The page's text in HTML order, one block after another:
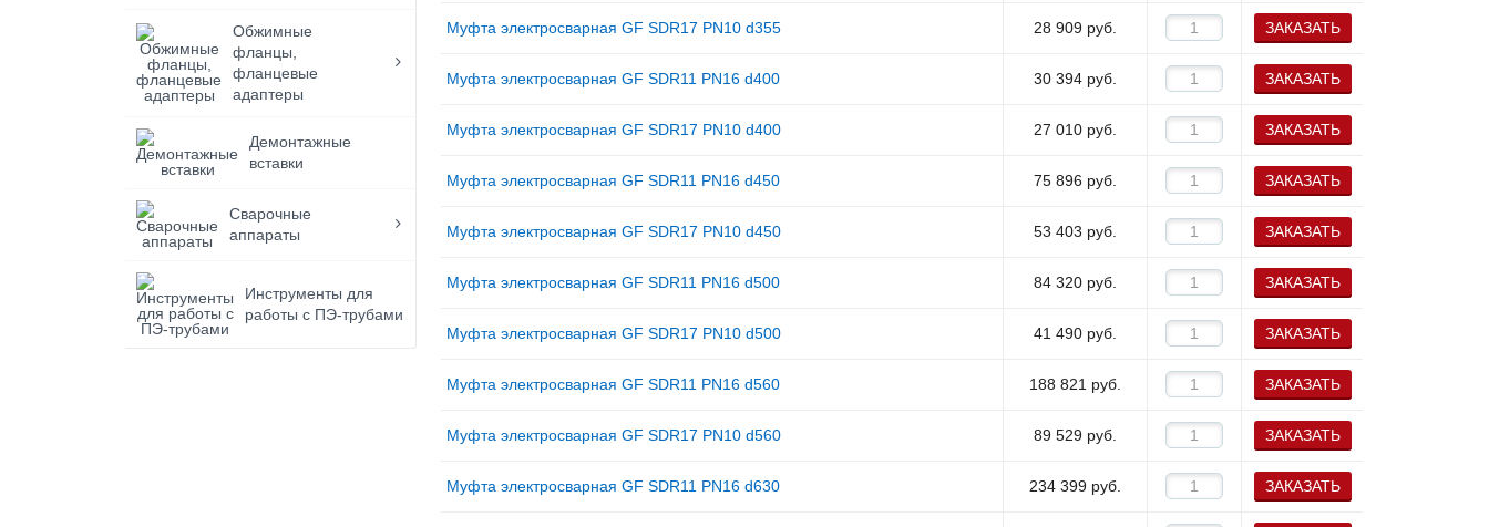
Обжимные
фланцы,
фланцевые
адаптеры
Демонтажные
вставки
Сварочные
аппараты
Инструменты для
работы с ПЭ-трубами
Муфта электросварная GF SDR17 PN10 d355 28 909 руб. ЗАКАЗАТЬ
Муфта электросварная GF SDR11 PN16 d400 30 394 руб. ЗАКАЗАТЬ
Муфта электросварная GF SDR17 PN10 d400 27 010 руб. ЗАКАЗАТЬ
Муфта электросварная GF SDR11 PN16 d450 75 896 руб. ЗАКАЗАТЬ
Муфта электросварная GF SDR17 PN10 d450 53 403 руб. ЗАКАЗАТЬ
Муфта электросварная GF SDR11 PN16 d500 84 320 руб. ЗАКАЗАТЬ
Муфта электросварная GF SDR17 PN10 d500 41 490 руб. ЗАКАЗАТЬ
Муфта электросварная GF SDR11 PN16 d560 188 821 руб. ЗАКАЗАТЬ
Муфта электросварная GF SDR17 PN10 d560 89 529 руб. ЗАКАЗАТЬ
Муфта электросварная GF SDR11 PN16 d630 234 399 руб. ЗАКАЗАТЬ